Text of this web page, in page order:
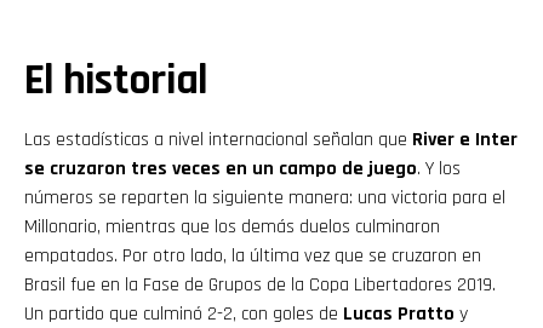
El historial
Las estadísticas a nivel internacional señalan que River e Inter
se cruzaron tres veces en un campo de juego. Y los
números se reparten la siguiente manera: una victoria para el
Millonario, mientras que los demás duelos culminaron
empatados. Por otro lado, la última vez que se cruzaron en
Brasil fue en la Fase de Grupos de la Copa Libertadores 2019.
Un partido que culminó 2-2, con goles de Lucas Pratto y